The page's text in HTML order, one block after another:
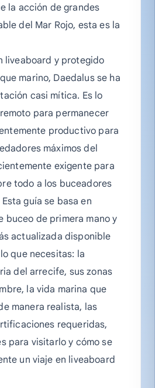
la acción de grandes
del Mar Rojo, esta es la
liveaboard y protegido
marino, Daedalus se ha
casi mítica. Es lo
para permanecer
productivo para
máximos del
exigente para
todo a los buceadores
guía se basa en
buceo de primera mano y
actualizada disponible
que necesitas: la
del arrecife, sus zonas
la vida marina que
manera realista, las
requeridas,
para visitarlo y cómo se
un viaje en liveaboard